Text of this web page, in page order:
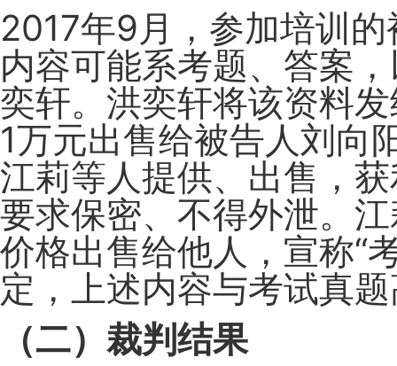
2017年9月，参加培训
内容可能系考题、答案
奕轩。洪奕轩将该资料
1万元出售给被告人刘向
江莉等人提供、出售，
要求保密、不得外泄。
价格出售给他人，宣称“
定，上述内容与考试真
（二）裁判结果